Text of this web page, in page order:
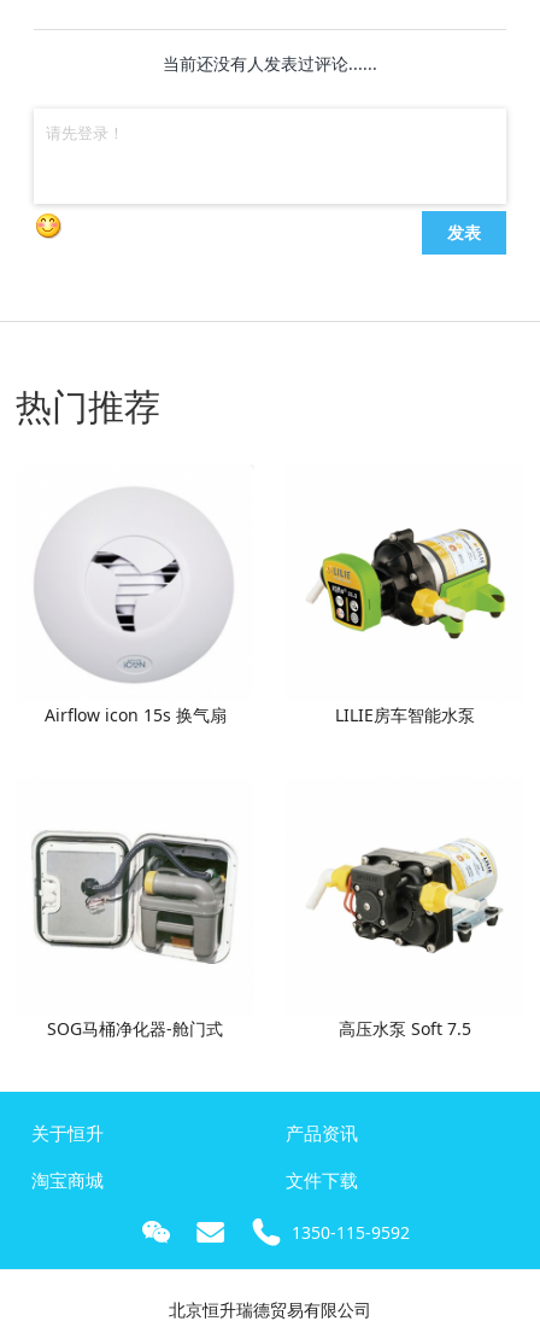
当前还没有人发表过评论......
发表
热门推荐
Airflow icon 15s 换气扇 LILIE房车智能水泵
SOG马桶净化器-舱门式 高压水泵 Soft 7.5
关于恒升
产品资讯
淘宝商城
文件下载
1350-115-9592
北京恒升瑞德贸易有限公司